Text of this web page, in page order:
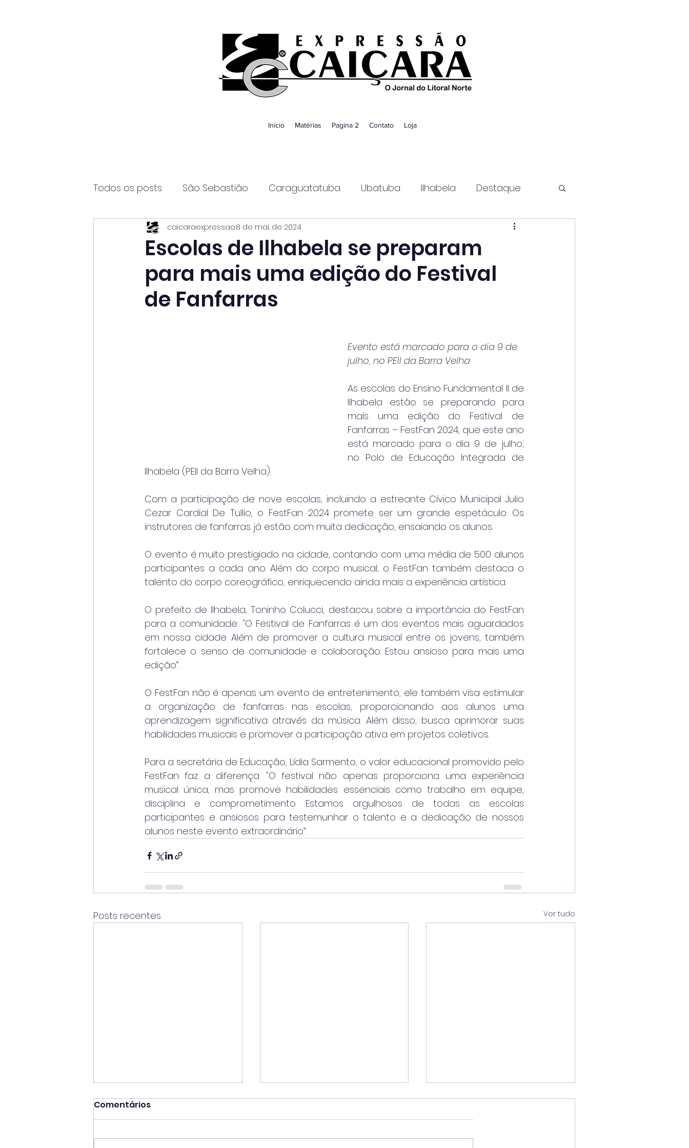
Início Matérias Pagina 2 Contato Loja
Todos os posts São Sebastião Caraguatatuba Ubatuba Ilhabela Destaque
Página2 Itanhaém Guaratinguetá
Escolas de Ilhabela se preparam
para mais uma edição do Festival
de Fanfarras
caicaraexpressao8 de mai. de 2024
Evento está marcado para o dia 9 de
julho, no PEII da Barra Velha
As escolas do Ensino Fundamental II de
Ilhabela estão se preparando para
mais uma edição do Festival de
Fanfarras – FestFan 2024, que este ano
está marcado para o dia 9 de julho,
no Polo de Educação Integrada de
Ilhabela (PEII da Barra Velha).
Com a participação de nove escolas, incluindo a estreante Cívico Municipal Julio
Cezar Cardial De Tullio, o FestFan 2024 promete ser um grande espetáculo. Os
instrutores de fanfarras já estão com muita dedicação, ensaiando os alunos.
O evento é muito prestigiado na cidade, contando com uma média de 500 alunos
participantes a cada ano. Além do corpo musical, o FestFan também destaca o
talento do corpo coreográfico, enriquecendo ainda mais a experiência artística.
O prefeito de Ilhabela, Toninho Colucci, destacou sobre a importância do FestFan
para a comunidade: "O Festival de Fanfarras é um dos eventos mais aguardados
em nossa cidade. Além de promover a cultura musical entre os jovens, também
fortalece o senso de comunidade e colaboração. Estou ansioso para mais uma
edição”.
O FestFan não é apenas um evento de entretenimento, ele também visa estimular
a organização de fanfarras nas escolas, proporcionando aos alunos uma
aprendizagem significativa através da música. Além disso, busca aprimorar suas
habilidades musicais e promover a participação ativa em projetos coletivos.
Para a secretária de Educação, Lídia Sarmento, o valor educacional promovido pelo
FestFan faz a diferença. "O festival não apenas proporciona uma experiência
musical única, mas promove habilidades essenciais como trabalho em equipe,
disciplina e comprometimento. Estamos orgulhosos de todas as escolas
participantes e ansiosos para testemunhar o talento e a dedicação de nossos
alunos neste evento extraordinário”.
Posts recentes Ver tudo
Comentários